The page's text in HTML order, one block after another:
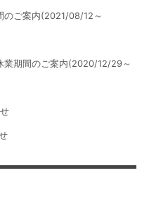
のご案内(2021/08/12～
業期間のご案内(2020/12/29～